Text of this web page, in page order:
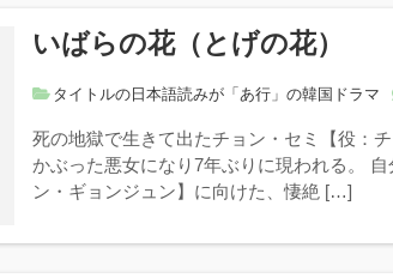
いばらの花（とげの花）
タイトルの日本語読みが「あ行」の韓国ドラマ
死の地獄で生きて出たチョン・セミ【役：
かぶった悪女になり7年ぶりに現われる。
ン・ギョンジュン】に向けた、悽絶 […]